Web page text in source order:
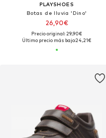
PLAYSHOES
Botas de lluvia 'Dino'
26,90€
Precio original: 29,90€
Último precio más bajo:24,21€